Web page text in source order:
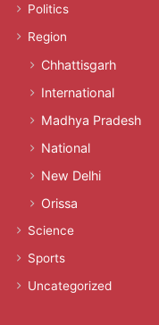
Politics
Region
Chhattisgarh
International
Madhya Pradesh
National
New Delhi
Orissa
Science
Sports
Uncategorized